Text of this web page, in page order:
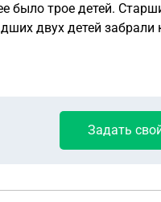
было трое детей.
Задать